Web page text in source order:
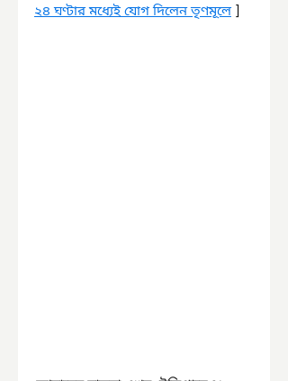
২৪ ঘণ্টার মধ্যেই যোগ দিলেন তৃণমূলে ]